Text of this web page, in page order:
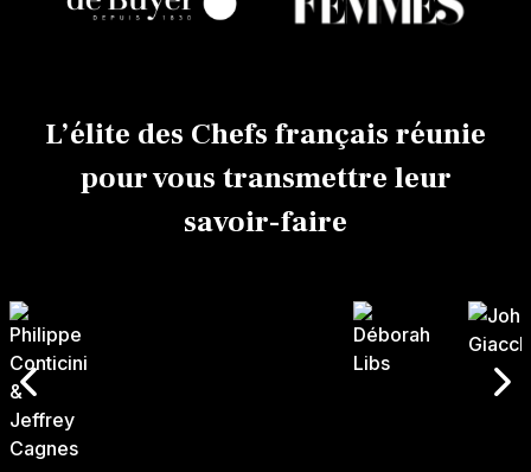
L’élite des Chefs français réunie
pour vous transmettre leur
savoir-faire